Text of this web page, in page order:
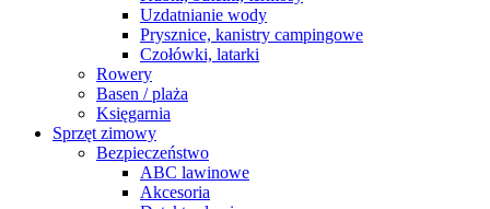
Uzdatnianie wody
Prysznice, kanistry campingowe
Czołówki, latarki
Rowery
Basen / plaża
Księgarnia
Sprzęt zimowy
Bezpieczeństwo
ABC lawinowe
Akcesoria